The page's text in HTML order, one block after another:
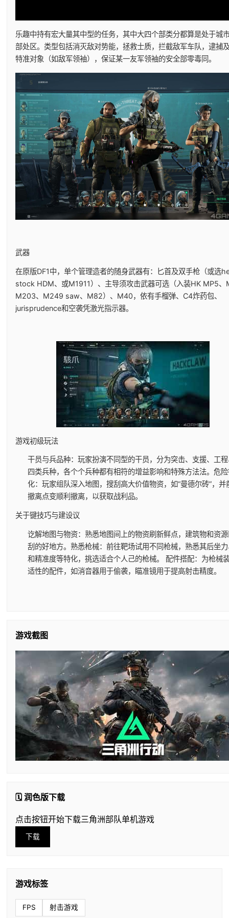
乐趣中持有宏大量其中型的任务，其中大四个部类分都算是处于城
部处区。类型包括消灭敌对势能，拯救士质，拦截敌军车队，逮捕
特准对象（如敌军领袖），保证某一友军领袖的安全部零毒同。
武器
在原版DF1中，单个管理造者的随身武器有：匕首及双手枪（或选
stock HDM、或M1911）、主导须攻击武器可选（入装HK MP5、
M203、M249 saw、M82）、M40，依有手榴弹、C4炸药包、
jurisprudence和空袭凭激光指示器。
游戏初级玩法
干员与兵品种：玩家扮演不同型的干员，分为突击、支援、工
四类兵种，各个个兵种都有相符的增益影响和特殊方法法。 危
化：玩家组队深入地图，搜刮高大价值物资，如“曼德尔砖”，并
撤离点变顺利撤离，以获取战利品。
关于键技巧与建设议
讫解地图与物资：熟悉地图间上的物资刷新鲜点，建筑物和资
刮的好地方。 熟悉枪械：前往靶场试用不同枪械，熟悉其后坐
和精准度等特化，挑选适合个人己的枪械。
配件搭配：为枪械
适性的配件，如消音器用于偷袭，瞄准镜用于提高射击精度。
游戏截图
🗓️ 润色版下载
点击按钮开始下载三角洲部队单机游戏
下载
游戏标签
FPS 射击游戏